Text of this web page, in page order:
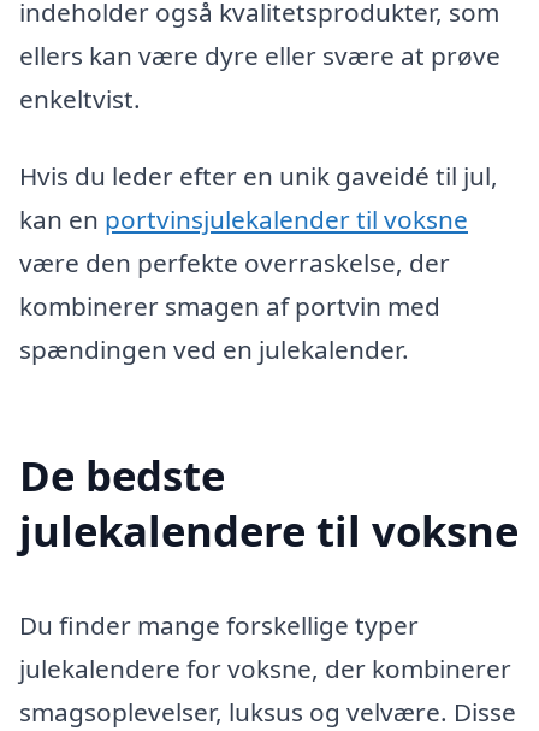
indeholder også kvalitetsprodukter, som
ellers kan være dyre eller svære at prøve
enkeltvist.
Hvis du leder efter en unik gaveidé til jul,
kan en portvinsjulekalender til voksne
være den perfekte overraskelse, der
kombinerer smagen af portvin med
spændingen ved en julekalender.
De bedste
julekalendere til voksne
Du finder mange forskellige typer
julekalendere for voksne, der kombinerer
smagsoplevelser, luksus og velvære. Disse